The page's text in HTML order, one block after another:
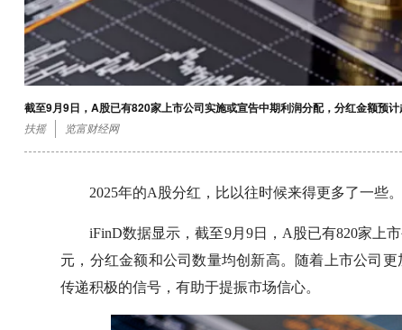
截至9月9日，A股已有820家上市公司实施或宣告中期利润分配，分红金额预
扶摇 览富财经网
2025年的A股分红，比以往时候来得更多了一些。
iFinD数据显示，截至9月9日，A股已有820家上
元，分红金额和公司数量均创新高。随着上市公司
传递积极的信号，有助于提振市场信心。